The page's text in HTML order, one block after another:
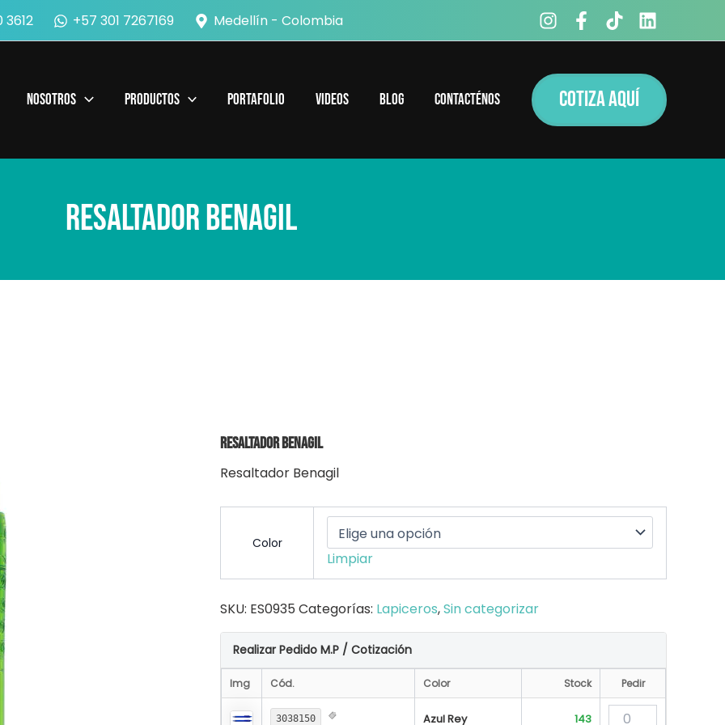
+57 301 7267169 Medellín - Colombia
Nosotros Productos Portafolio Videos Blog Contacténos COTIZA AQUÍ
Resaltador Benagil
Resaltador Benagil
Resaltador Benagil
Color
Limpiar
SKU: ES0935 Categorías: Lapiceros,Sin categorizar
Realizar Pedido M.P / Cotización
Img Cód. Color Stock Pedir
3038150 Azul Rey 143